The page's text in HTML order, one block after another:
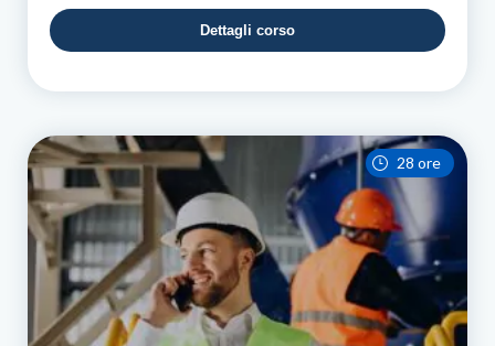
Dettagli corso
28 ore